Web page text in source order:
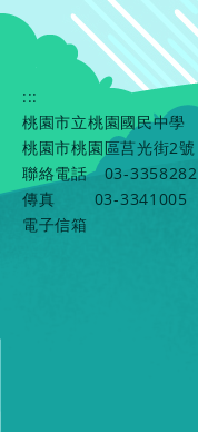
:::
桃園市立桃園國民中學
桃園市桃園區莒光街2號
聯絡電話
03-3358282
傳真
03-3341005
電子信箱